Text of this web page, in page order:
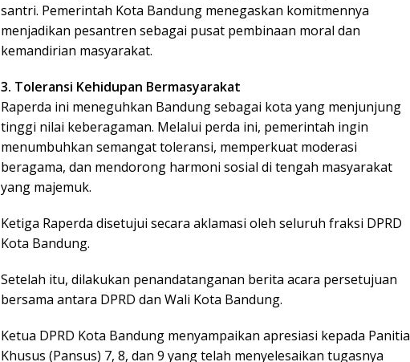
santri. Pemerintah Kota Bandung menegaskan komitmennya
menjadikan pesantren sebagai pusat pembinaan moral dan
kemandirian masyarakat.
3. Toleransi Kehidupan Bermasyarakat
Raperda ini meneguhkan Bandung sebagai kota yang menjunjung
tinggi nilai keberagaman. Melalui perda ini, pemerintah ingin
menumbuhkan semangat toleransi, memperkuat moderasi
beragama, dan mendorong harmoni sosial di tengah masyarakat
yang majemuk.
Ketiga Raperda disetujui secara aklamasi oleh seluruh fraksi DPRD
Kota Bandung.
Setelah itu, dilakukan penandatanganan berita acara persetujuan
bersama antara DPRD dan Wali Kota Bandung.
Ketua DPRD Kota Bandung menyampaikan apresiasi kepada Panitia
Khusus (Pansus) 7, 8, dan 9 yang telah menyelesaikan tugasnya